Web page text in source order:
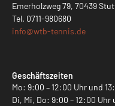
Emerholzweg 79, 70439
Tel. 0711-980680
info@wtb-tennis.de
Geschäftszeiten
Mo: 9:00 – 12:00 Uhr und
Di, Mi, Do: 9:00 – 12:00 Uhr